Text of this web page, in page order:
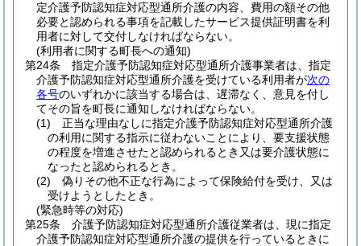
定介護予防認知症対応型通所介護の内容、費用の額その他
必要と認められる事項を記載したサービス提供証明書を利
用者に対して交付しなければならない。
(利用者に関する町長への通知)
第24条
指定介護予防認知症対応型通所介護事業者は、指定
介護予防認知症対応型通所介護を受けている利用者が次の
各号のいずれかに該当する場合は、遅滞なく、意見を付し
てその旨を町長に通知しなければならない。
(1)
正当な理由なしに指定介護予防認知症対応型通所介護
の利用に関する指示に従わないことにより、要支援状態
の程度を増進させたと認められるとき又は要介護状態に
なったと認められるとき。
(2)
偽りその他不正な行為によって保険給付を受け、又は
受けようとしたとき。
(緊急時等の対応)
第25条
介護予防認知症対応型通所介護従業者は、現に指定
介護予防認知症対応型通所介護の提供を行っているときに